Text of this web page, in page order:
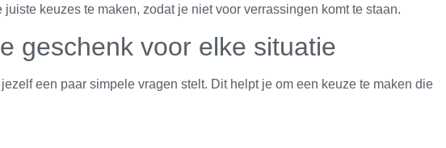
keuzes te maken, zodat je niet voor verrassingen komt te staan.
geschenk voor elke situatie
een paar simpele vragen stelt. Dit helpt je om een keuze te maken die